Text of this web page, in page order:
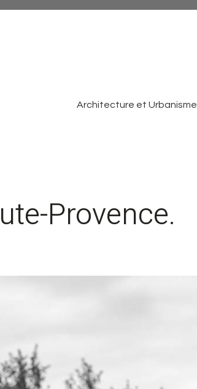
Architecture et Urbanisme
Provence.